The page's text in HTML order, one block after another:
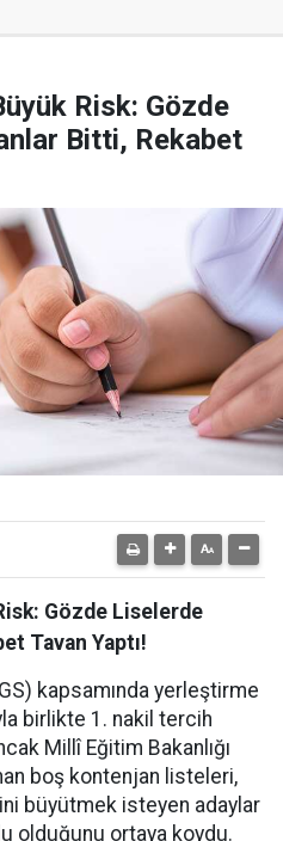
Risk: Gözde
Bitti, Rekabet
Gözde Liselerde
Tavan Yaptı!
kapsamında yerleştirme
birlikte 1. nakil tercih
Millî Eğitim Bakanlığı
boş kontenjan listeleri,
büyütmek isteyen adaylar
olduğunu ortaya koydu.